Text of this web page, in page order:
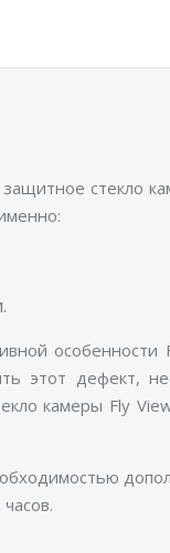
стекло
особенности
этот дефект,
камеры Fly